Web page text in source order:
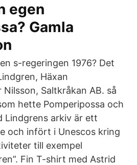
egen
Gamla
s-regeringen 1976? Det
Häxan
Nilsson, Saltkråkan AB. så
hette Pomperipossa och
Lindgrens arkiv är ett
och infört i Unescos kring
till exempel
Fin T-shirt med Astrid